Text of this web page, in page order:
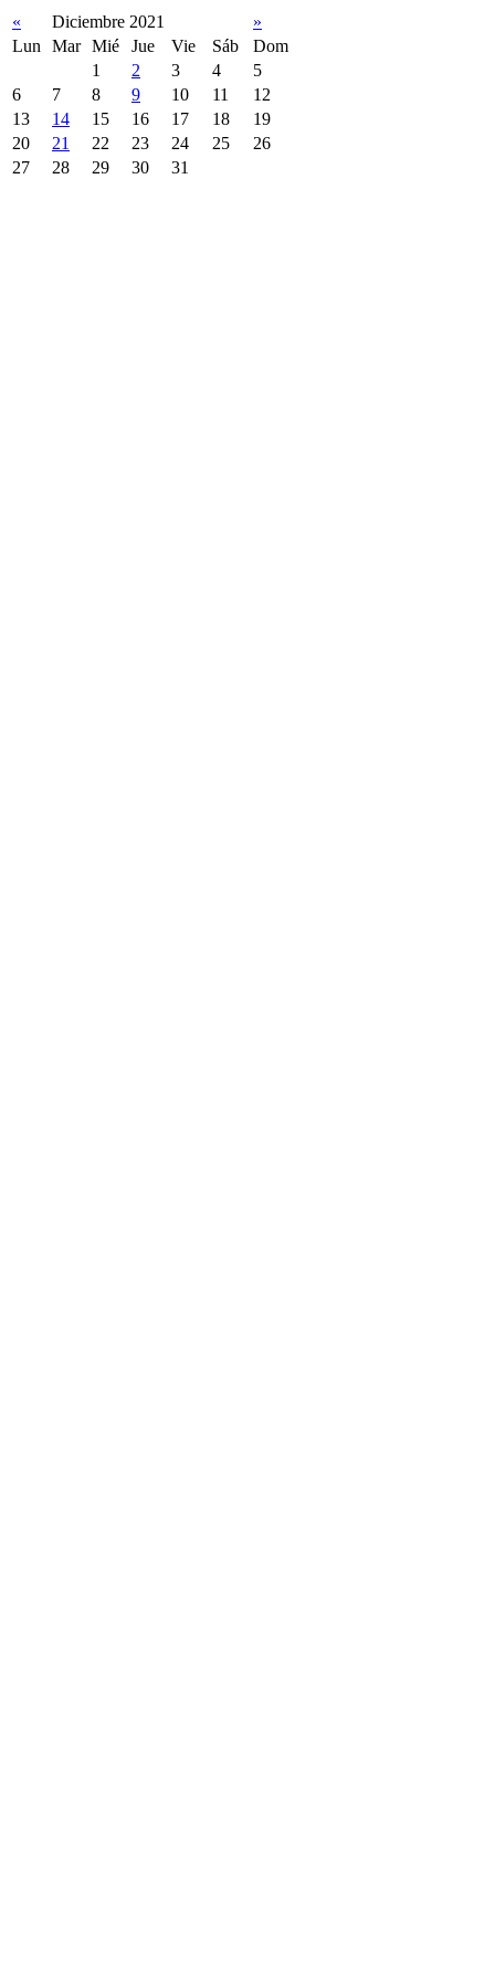
« Diciembre 2021
»
Lun
Mar Mié Jue Vie Sáb
Dom
1
2 3 4
5
6
7 8 9 10 11
12
13
14 15 16 17 18
19
20
21 22 23 24 25
26
27
28 29 30 31